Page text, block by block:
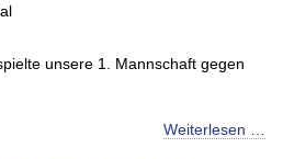
unsere 1. Mannschaft gegen
Weiterlesen …